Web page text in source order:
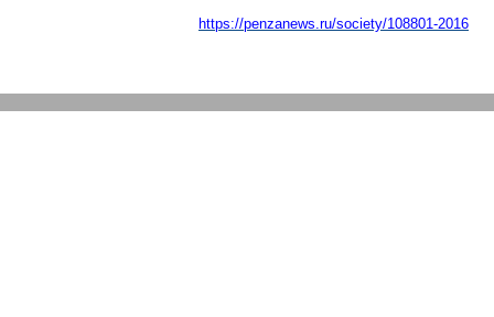
https://penzanews.ru/society/108801-2016